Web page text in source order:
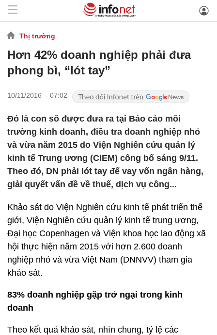
Thị trường
Hơn 42% doanh nghiệp phải đưa
phong bì, “lót tay”
10/11/2016 - 07:02
Đó là con số được đưa ra tại Báo cáo môi
trường kinh doanh, điều tra doanh nghiệp nhỏ
và vừa năm 2015 do Viện Nghiên cứu quản lý
kinh tế Trung ương (CIEM) công bố sáng 9/11.
Theo đó, DN phải lót tay để vay vốn ngân hàng,
giải quyết vấn đề về thuế, dịch vụ công...
Khảo sát do Viện Nghiên cứu kinh tế phát triển thế
giới, Viện Nghiên cứu quản lý kinh tế trung ương,
Đại học Copenhagen và Viện khoa học lao động xã
hội thực hiện năm 2015 với hơn 2.600 doanh
nghiệp nhỏ và vừa Việt Nam (DNNVV) tham gia
khảo sát.
83% doanh nghiệp gặp trở ngại trong kinh
doanh
Theo kết quả khảo sát, nhìn chung, tỷ lệ các